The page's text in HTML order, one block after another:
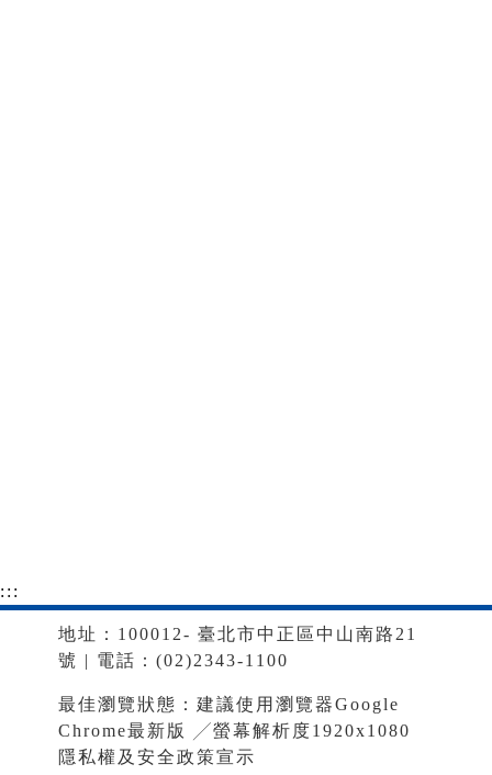
:::
地址：100012- 臺北市中正區中山南路21
號 | 電話：(02)2343-1100
最佳瀏覽狀態：建議使用瀏覽器Google
Chrome最新版 ╱螢幕解析度1920x1080
隱私權及安全政策宣示